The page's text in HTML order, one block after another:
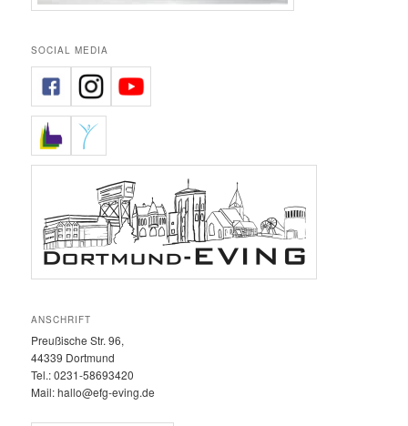
SOCIAL MEDIA
ANSCHRIFT
Preußische Str. 96,
44339 Dortmund
Tel.: 0231-58693420‬
Mail: hallo@efg-eving.de